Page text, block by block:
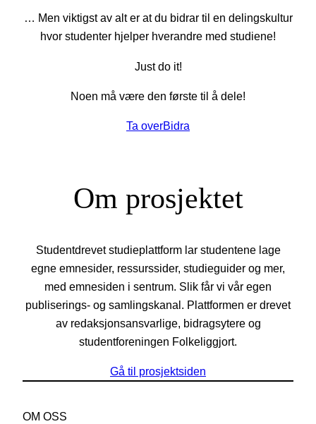
… Men viktigst av alt er at du bidrar til en delingskultur
hvor studenter hjelper hverandre med studiene!
Just do it!
Noen må være den første til å dele!
Ta overBidra
Om prosjektet
Studentdrevet studieplattform lar studentene lage
egne emnesider, ressurssider, studieguider og mer,
med emnesiden i sentrum. Slik får vi vår egen
publiserings- og samlingskanal. Plattformen er drevet
av redaksjonsansvarlige, bidragsytere og
studentforeningen Folkeliggjort.
Gå til prosjektsiden
OM OSS